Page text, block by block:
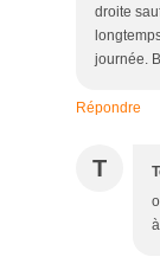
droite
journée.
Répondre
T